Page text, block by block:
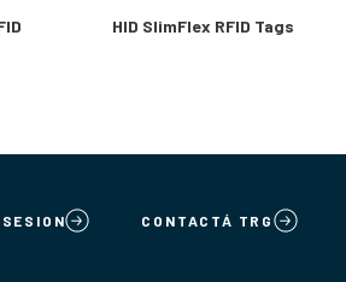
HID SlimFlex RFID Tags
CONTACTÁ TRG